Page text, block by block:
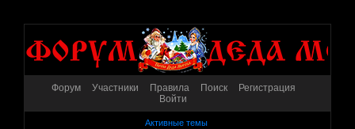
Форум Участники Правила Поиск
Регистрация
Войти
Активные темы